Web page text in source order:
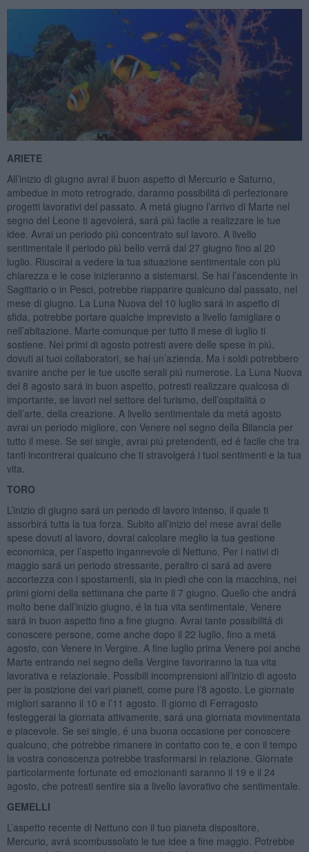
ARIETE
All’inizio di giugno avrai il buon aspetto di Mercurio e Saturno,
ambedue in moto retrogrado, daranno possibilitá di perfezionare
progetti lavorativi del passato. A metá giugno l’arrivo di Marte nel
segno del Leone ti agevolerá, sará piú facile a realizzare le tue
idee. Avrai un periodo piú concentrato sul lavoro. A livello
sentimentale il periodo piú bello verrá dal 27 giugno fino al 20
luglio. Riuscirai a vedere la tua situazione sentimentale con piú
chiarezza e le cose inizieranno a sistemarsi. Se hai l’ascendente in
Sagittario o in Pesci, potrebbe riapparire qualcuno dal passato, nel
mese di giugno. La Luna Nuova del 10 luglio sará in aspetto di
sfida, potrebbe portare qualche imprevisto a livello famigliare o
nell’abitazione. Marte comunque per tutto il mese di luglio ti
sostiene. Nei primi di agosto potresti avere delle spese in piú,
dovuti ai tuoi collaboratori, se hai un’azienda. Ma i soldi potrebbero
svanire anche per le tue uscite serali piú numerose. La Luna Nuova
del 8 agosto sará in buon aspetto, potresti realizzare qualcosa di
importante, se lavori nel settore del turismo, dell’ospitalitá o
dell’arte, della creazione. A livello sentimentale da metá agosto
avrai un periodo migliore, con Venere nel segno della Bilancia per
tutto il mese. Se sei single, avrai piú pretendenti, ed é facile che tra
tanti incontrerai qualcuno che ti stravolgerá i tuoi sentimenti e la tua
vita.
TORO
L’inizio di giugno sará un periodo di lavoro intenso, il quale ti
assorbirá tutta la tua forza. Subito all’inizio del mese avrai delle
spese dovuti al lavoro, dovrai calcolare meglio la tua gestione
economica, per l’aspetto ingannevole di Nettuno. Per i nativi di
maggio sará un periodo stressante, peraltro ci sará ad avere
accortezza con i spostamenti, sia in piedi che con la macchina, nei
primi giorni della settimana che parte il 7 giugno. Quello che andrá
molto bene dall’inizio giugno, é la tua vita sentimentale, Venere
sará in buon aspetto fino a fine giugno. Avrai tante possibilitá di
conoscere persone, come anche dopo il 22 luglio, fino a metá
agosto, con Venere in Vergine. A fine luglio prima Venere poi anche
Marte entrando nel segno della Vergine favoriranno la tua vita
lavorativa e relazionale. Possibili incomprensioni all’inizio di agosto
per la posizione dei vari pianeti, come pure l’8 agosto. Le giornate
migliori saranno il 10 e l’11 agosto. Il giorno di Ferragosto
festeggerai la giornata attivamente, sará una giornata movimentata
e piacevole. Se sei single, é una buona occasione per conoscere
qualcuno, che potrebbe rimanere in contatto con te, e con il tempo
la vostra conoscenza potrebbe trasformarsi in relazione. Giornate
particolarmente fortunate ed emozionanti saranno il 19 e il 24
agosto, che potresti sentire sia a livello lavorativo che sentimentale.
GEMELLI
L’aspetto recente di Nettuno con il tuo pianeta dispositore,
Mercurio, avrá scombussolato le tue idee a fine maggio. Potrebbe